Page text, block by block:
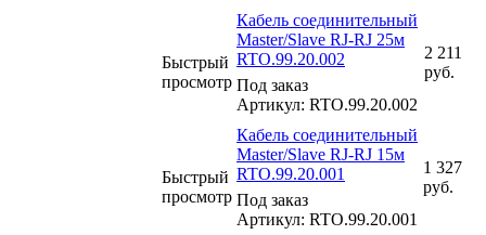
Быстрый
просмотр
Кабель соединительный
Master/Slave RJ-RJ 25м
RTO.99.20.002
Под заказ
Артикул: RTO.99.20.002
2 211
руб.
Быстрый
просмотр
Кабель соединительный
Master/Slave RJ-RJ 15м
RTO.99.20.001
Под заказ
Артикул: RTO.99.20.001
1 327
руб.